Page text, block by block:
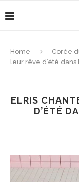
Home Corée
leur rêve d’été
ELRIS
D’ÉTÉ